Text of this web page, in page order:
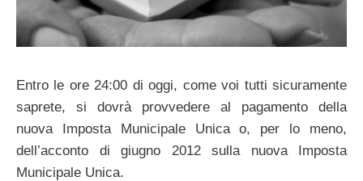
Entro le ore 24:00 di oggi, come voi tutti sicuramente
saprete, si dovrà provvedere al pagamento della
nuova Imposta Municipale Unica o, per lo meno,
dell’acconto di giugno 2012 sulla nuova Imposta
Municipale Unica.